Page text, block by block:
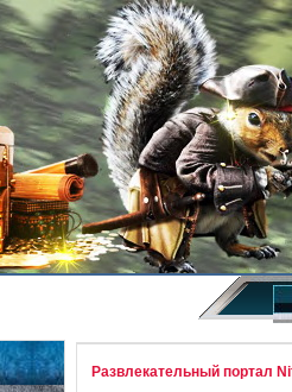
Развлекательный портал